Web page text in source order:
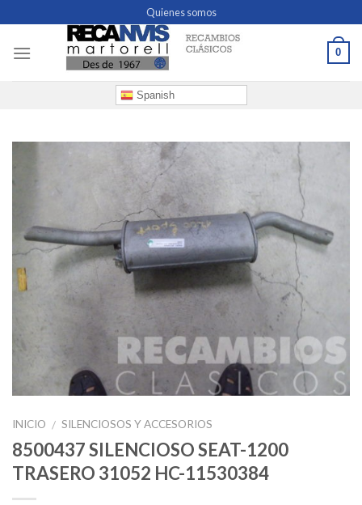
to
content
Quienes somos
0
Spanish
INICIO / SILENCIOSOS Y ACCESORIOS
8500437 SILENCIOSO SEAT-1200
TRASERO 31052 HC-11530384